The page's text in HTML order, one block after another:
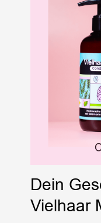
Dein
Vielhaar